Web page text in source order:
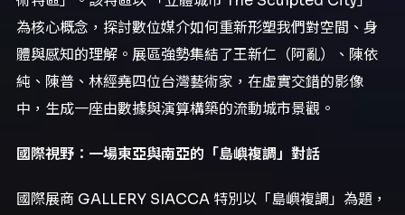
為核心概念，探討數位媒介如何重新形塑我們對空間、身
體與感知的理解。展區強勢集結了王新仁（阿亂）、陳依
純、陳普、林經堯四位台灣藝術家，在虛實交錯的影像
中，生成一座由數據與演算構築的流動城市景觀。
國際視野：一場東亞與南亞的「島嶼複調」對話
國際展商 GALLERY SIACCA 特別以「島嶼複調」為題，